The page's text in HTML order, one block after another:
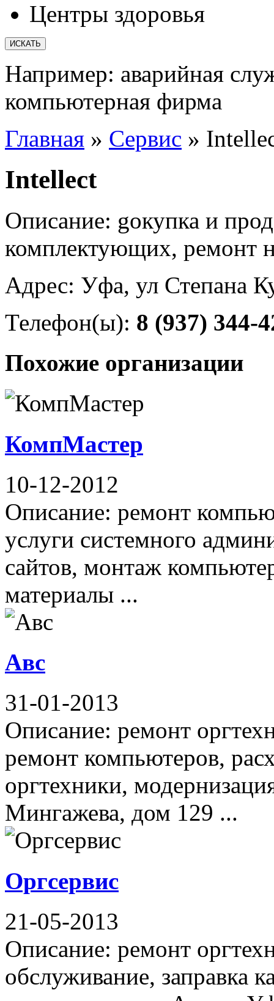
Центры здоровья
Например: аварийная
компьютерная фирма
Главная » Сервис »
Intellect
Описание: gокупка и
комплектующих, ремонт
Адрес: Уфа, ул Степана
Телефон(ы): 8 (937) 344-
Похожие организации
КомпМастер
10-12-2012
Описание: ремонт
услуги системного
сайтов, монтаж
материалы ...
Авс
31-01-2013
Описание: ремонт
ремонт компьютеров,
оргтехники,
Мингажева, дом 129 ...
Оргсервис
21-05-2013
Описание: ремонт
обслуживание, заправка